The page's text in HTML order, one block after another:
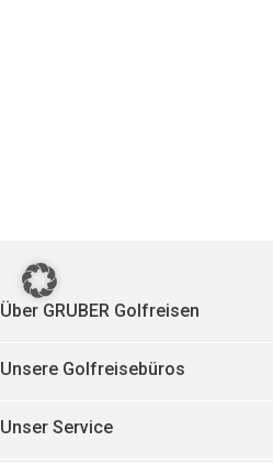
Über GRUBER Golfreisen
Unsere Golfreisebüros
Unser Service